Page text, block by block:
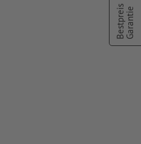
BestpreisGarantie